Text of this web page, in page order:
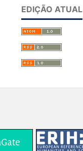
EDIÇÃO ATUAL